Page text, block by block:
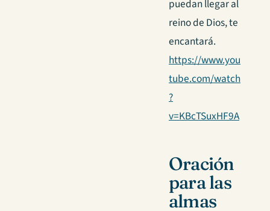
puedan llegar al
reino de Dios, te
encantará.
https://www.you
tube.com/watch
?
v=KBcTSuxHF9A
Oración
para las
almas